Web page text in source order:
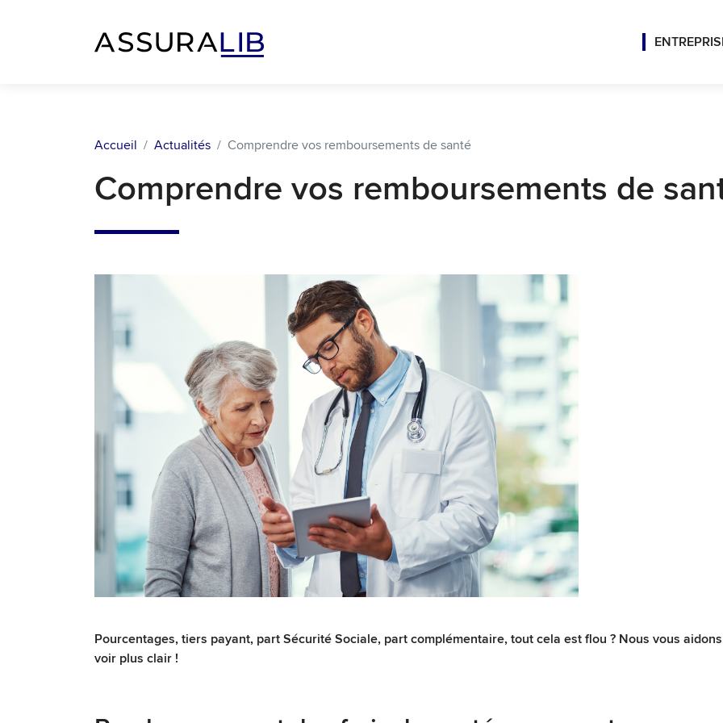
Accueil Actualités Comprendre vos remboursements de santé
Comprendre vos remboursements de
Pourcentages, tiers payant, part Sécurité Sociale, part complémentaire, tout cela est flou ? Nous vous
voir plus clair !